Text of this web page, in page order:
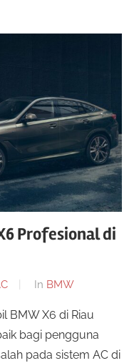
Profesional di
In BMW
BMW X6 di Riau
bagi pengguna
pada sistem AC di